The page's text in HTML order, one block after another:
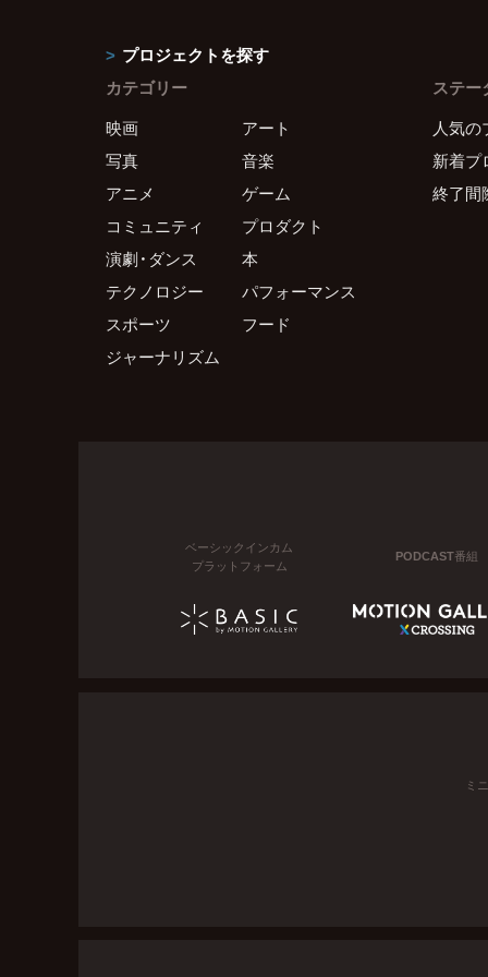
プロジェクトを探す
カテゴリー
映画
アート
写真
音楽
アニメ
ゲーム
コミュニティ
プロダクト
演劇・ダンス
本
テクノロジー
パフォーマンス
スポーツ
フード
ジャーナリズム
ステー
人気の
新着プ
終了間
ベーシックインカム
プラットフォーム
PODCAST番組
ミ